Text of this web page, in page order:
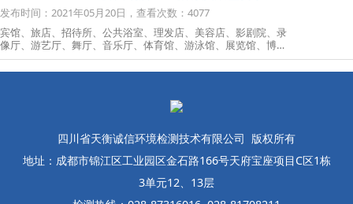
发布时间：2021年05月20日，查看次数：4077
宾馆、旅店、招待所、公共浴室、理发店、美容店、影剧院、录
像厅、游艺厅、舞厅、音乐厅、体育馆、游泳馆、展览馆、博物
馆、美术馆、图书馆、商场、书店、候诊室、候车（机、船）室
与公共交通工具等公共场所
四川省天衡诚信环境检测技术有限公司 版权所有
地址：成都市锦江区工业园区金石路166号天府宝座项目C区1栋
3单元12、13层